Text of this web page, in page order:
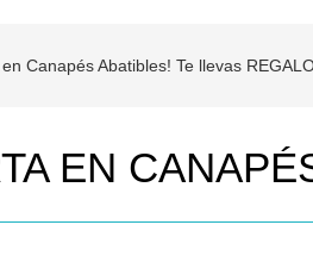
en Canapés Abatibles! Te llevas
EN